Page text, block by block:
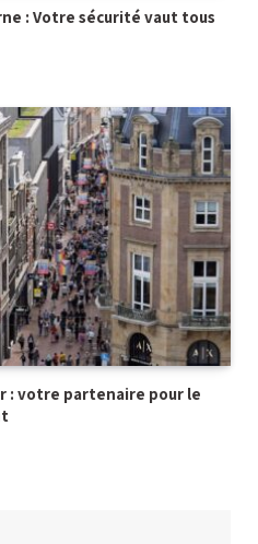
: Votre sécurité vaut tous
: votre partenaire pour le